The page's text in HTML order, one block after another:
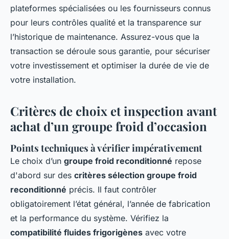
plateformes spécialisées ou les fournisseurs connus
pour leurs contrôles qualité et la transparence sur
l’historique de maintenance. Assurez-vous que la
transaction se déroule sous garantie, pour sécuriser
votre investissement et optimiser la durée de vie de
votre installation.
Critères de choix et inspection avant
achat d’un groupe froid d’occasion
Points techniques à vérifier impérativement
Le choix d’un groupe froid reconditionné repose
d'abord sur des critères sélection groupe froid
reconditionné précis. Il faut contrôler
obligatoirement l’état général, l’année de fabrication
et la performance du système. Vérifiez la
compatibilité fluides frigorigènes avec votre